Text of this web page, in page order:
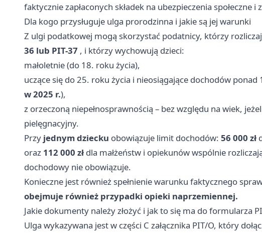
faktycznie zapłaconych składek na ubezpieczenia społeczne i
Dla kogo przysługuje ulga prorodzinna i jakie są jej warunki
Z ulgi podatkowej mogą skorzystać podatnicy, którzy
36 lub PIT-37 , i którzy wychowują dzieci:
małoletnie (do 18. roku życia),
uczące się do 25. roku życia i nieosiągające dochodów
w 2025 r.),
z orzeczoną niepełnosprawnością – bez względu na wiek,
pielęgnacyjny.
Przy jednym dziecku obowiązuje limit dochodów: 56 000 zł
oraz 112 000 zł dla małżeństw i opiekunów wspólnie
dochodowy nie obowiązuje.
Konieczne jest również spełnienie warunku faktycznego
obejmuje również przypadki opieki naprzemiennej.
Jakie dokumenty należy złożyć i jak to się ma do formularza
Ulga wykazywana jest w części C załącznika PIT/O, który